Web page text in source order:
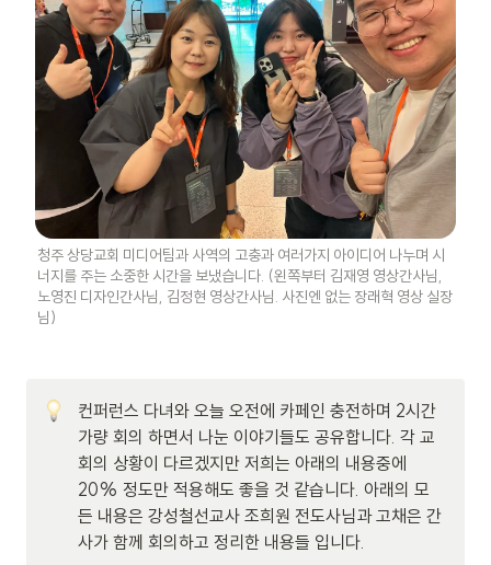
청주 상당교회 미디어팀과 사역의 고충과 여러가지 아이디어 나누며 시
너지를 주는 소중한 시간을 보냈습니다. (왼쪽부터 김재영 영상간사님,
노영진 디자인간사님, 김정현 영상간사님. 사진엔 없는 장래혁 영상 실장
님)
컨퍼런스 다녀와 오늘 오전에 카페인 충전하며 2시간
가량 회의 하면서 나눈 이야기들도 공유합니다. 각 교
회의 상황이 다르겠지만 저희는 아래의 내용중에
20% 정도만 적용해도 좋을 것 같습니다. 아래의 모
든 내용은 강성철선교사 조희원 전도사님과 고채은 간
사가 함께 회의하고 정리한 내용들 입니다.